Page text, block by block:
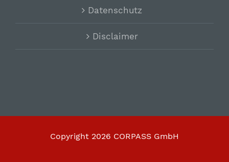
Datenschutz
Disclaimer
Copyright 2026 CORPASS GmbH